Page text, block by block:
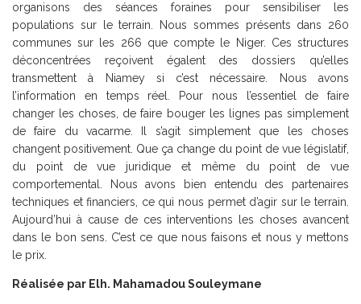
organisons des séances foraines pour sensibiliser les
populations sur le terrain. Nous sommes présents dans 260
communes sur les 266 que compte le Niger. Ces structures
déconcentrées reçoivent égalent des dossiers qu’elles
transmettent à Niamey si c’est nécessaire. Nous avons
l’information en temps réel. Pour nous l’essentiel de faire
changer les choses, de faire bouger les lignes pas simplement
de faire du vacarme. Il s’agit simplement que les choses
changent positivement. Que ça change du point de vue législatif,
du point de vue juridique et même du point de vue
comportemental. Nous avons bien entendu des partenaires
techniques et financiers, ce qui nous permet d’agir sur le terrain.
Aujourd’hui à cause de ces interventions les choses avancent
dans le bon sens. C’est ce que nous faisons et nous y mettons
le prix.
Réalisée par Elh. Mahamadou Souleymane